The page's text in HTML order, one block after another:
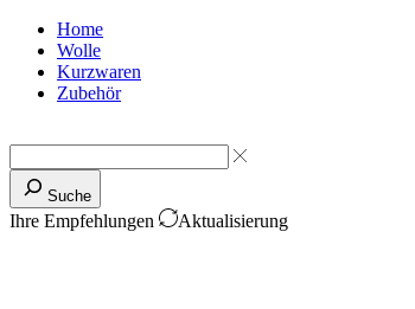
Home
Wolle
Kurzwaren
Zubehör
Suche
Ihre Empfehlungen Aktualisierung